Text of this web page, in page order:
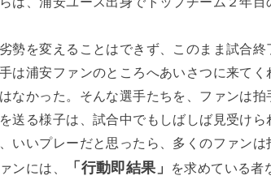
勢を変えることはできず、このまま試合終
は浦安ファンのところへあいさつに来て
なかった。そんな選手たちを、ファンは拍
送る様子は、試合中でもしばしば見受け
いいプレーだと思ったら、多くのファンは
ンには、
「行動即結果」
を求めている者